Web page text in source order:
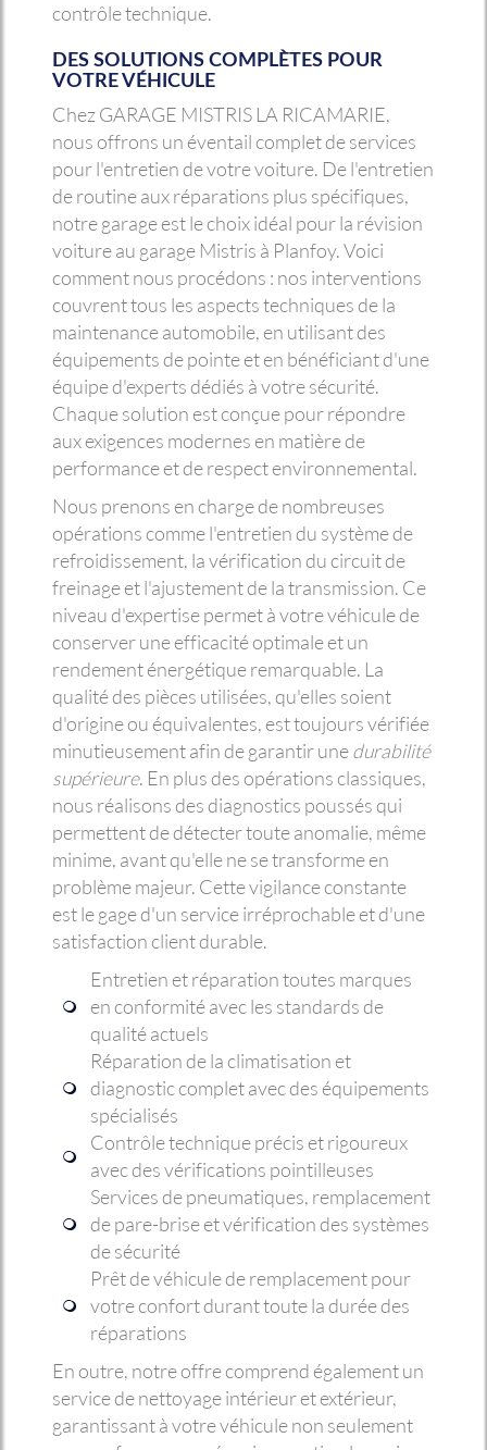
contrôle technique.
DES SOLUTIONS COMPLÈTES POUR
VOTRE VÉHICULE
Chez GARAGE MISTRIS LA RICAMARIE,
nous offrons un éventail complet de services
pour l'entretien de votre voiture. De l'entretien
de routine aux réparations plus spécifiques,
notre garage est le choix idéal pour la révision
voiture au garage Mistris à Planfoy. Voici
comment nous procédons : nos interventions
couvrent tous les aspects techniques de la
maintenance automobile, en utilisant des
équipements de pointe et en bénéficiant d'une
équipe d'experts dédiés à votre sécurité.
Chaque solution est conçue pour répondre
aux exigences modernes en matière de
performance et de respect environnemental.
Nous prenons en charge de nombreuses
opérations comme l'entretien du système de
refroidissement, la vérification du circuit de
freinage et l'ajustement de la transmission. Ce
niveau d'expertise permet à votre véhicule de
conserver une efficacité optimale et un
rendement énergétique remarquable. La
qualité des pièces utilisées, qu'elles soient
d'origine ou équivalentes, est toujours vérifiée
minutieusement afin de garantir unedurabilité
supérieure. En plus des opérations classiques,
nous réalisons des diagnostics poussés qui
permettent de détecter toute anomalie, même
minime, avant qu'elle ne se transforme en
problème majeur. Cette vigilance constante
est le gage d'un service irréprochable et d'une
satisfaction client durable.
Entretien et réparation toutes marques
en conformité avec les standards de
qualité actuels
Réparation de la climatisation et
diagnostic complet avec des équipements
spécialisés
Contrôle technique précis et rigoureux
avec des vérifications pointilleuses
Services de pneumatiques, remplacement
de pare-brise et vérification des systèmes
de sécurité
Prêt de véhicule de remplacement pour
votre confort durant toute la durée des
réparations
En outre, notre offre comprend également un
service de nettoyage intérieur et extérieur,
garantissant à votre véhicule non seulement